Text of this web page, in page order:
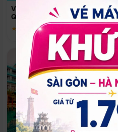
Vinpearl Resort & Spa Phu
Quoc
★ 5.0